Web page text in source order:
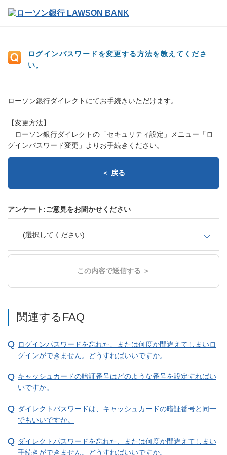
ログインパスワードを変更する方法を教えてくださ
い。
ローソン銀行ダイレクトにてお手続きいただけます。
【変更方法】
ローソン銀行ダイレクトの「セキュリティ設定」メニュー「ロ
グインパスワード変更」よりお手続きください。
＜ 戻る
アンケート:ご意見をお聞かせください
(選択してください)
この内容で送信する ＞
関連するFAQ
ログインパスワードを忘れた、または何度か間違えてしまいロ
グインができません。どうすればいいですか。
キャッシュカードの暗証番号はどのような番号を設定すればい
いですか。
ダイレクトパスワードは、キャッシュカードの暗証番号と同一
でもいいですか。
ダイレクトパスワードを忘れた、または何度か間違えてしまい
手続きができません。どうすればいいですか。